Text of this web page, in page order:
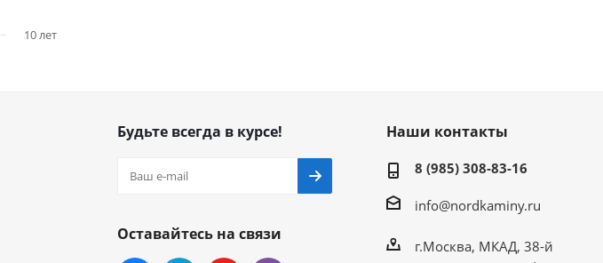
10 лет
Будьте всегда в курсе!
Оставайтесь на связи
Наши контакты
8 (985) 308-83-16
info@nordkaminy.ru
г.Москва, МКАД, 38-й